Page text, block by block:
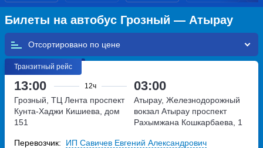
Билеты на автобус Грозный — Атырау
Отсортировано по
Транзитный рейс
13:00 12ч 03:00
Грозный, ТЦ Лента проспект
Кунта-Хаджи Кишиева, дом
151
Атырау, Железнодорожный
вокзал Атырау проспект
Рахымжана Кошкарбаева, 1
Перевозчик: ИП Савичев Евгений Александрович